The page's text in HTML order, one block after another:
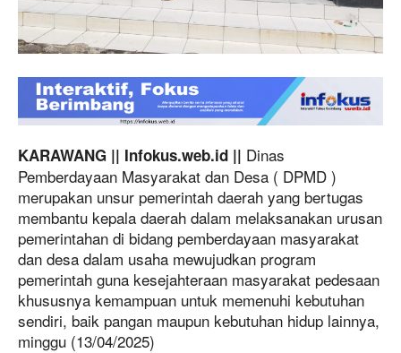
KARAWANG || Infokus.web.id || Dinas
Pemberdayaan Masyarakat dan Desa ( DPMD )
merupakan unsur pemerintah daerah yang bertugas
membantu kepala daerah dalam melaksanakan urusan
pemerintahan di bidang pemberdayaan masyarakat
dan desa dalam usaha mewujudkan program
pemerintah guna kesejahteraan masyarakat pedesaan
khususnya kemampuan untuk memenuhi kebutuhan
sendiri, baik pangan maupun kebutuhan hidup lainnya,
minggu (13/04/2025)